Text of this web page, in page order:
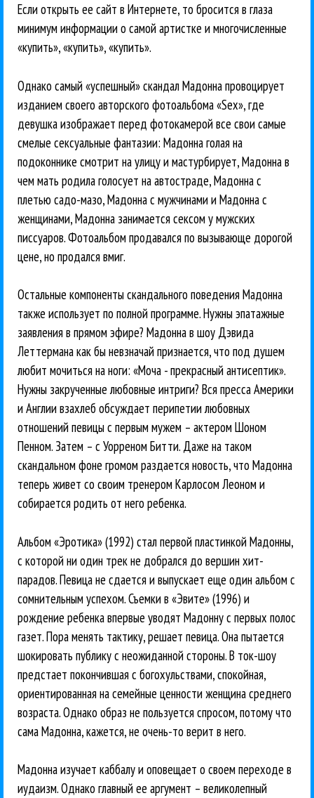
Если открыть ее сайт в Интернете, то бросится в глаза
минимум информации о самой артистке и многочисленные
«купить», «купить», «купить».
Однако самый «успешный» скандал Мадонна провоцирует
изданием своего авторского фотоальбома «Sex», где
девушка изображает перед фотокамерой все свои самые
смелые сексуальные фантазии: Мадонна голая на
подоконнике смотрит на улицу и мастурбирует, Мадонна в
чем мать родила голосует на автостраде, Мадонна с
плетью садо-мазо, Мадонна с мужчинами и Мадонна с
женщинами, Мадонна занимается сексом у мужских
писсуаров. Фотоальбом продавался по вызывающе дорогой
цене, но продался вмиг.
Остальные компоненты скандального поведения Мадонна
также использует по полной программе. Нужны эпатажные
заявления в прямом эфире? Мадонна в шоу Дэвида
Леттермана как бы невзначай признается, что под душем
любит мочиться на ноги: «Моча - прекрасный антисептик».
Нужны закрученные любовные интриги? Вся пресса Америки
и Англии взахлеб обсуждает перипетии любовных
отношений певицы с первым мужем – актером Шоном
Пенном. Затем – с Уорреном Битти. Даже на таком
скандальном фоне громом раздается новость, что Мадонна
теперь живет со своим тренером Карлосом Леоном и
собирается родить от него ребенка.
Альбом «Эротика» (1992) стал первой пластинкой Мадонны,
с которой ни один трек не добрался до вершин хит-
парадов. Певица не сдается и выпускает еще один альбом с
сомнительным успехом. Съемки в «Эвите» (1996) и
рождение ребенка впервые уводят Мадонну с первых полос
газет. Пора менять тактику, решает певица. Она пытается
шокировать публику с неожиданной стороны. В ток-шоу
предстает покончившая с богохульствами, спокойная,
ориентированная на семейные ценности женщина среднего
возраста. Однако образ не пользуется спросом, потому что
сама Мадонна, кажется, не очень-то верит в него.
Мадонна изучает каббалу и оповещает о своем переходе в
иудаизм. Однако главный ее аргумент – великолепный